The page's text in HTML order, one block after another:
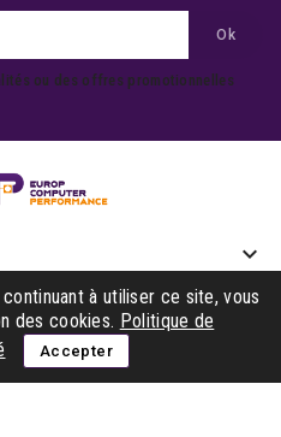
ou des offres promotionnelles
keyboard_arrow_down

à utiliser ce site, vous
des cookies. Politique de
Accepter
